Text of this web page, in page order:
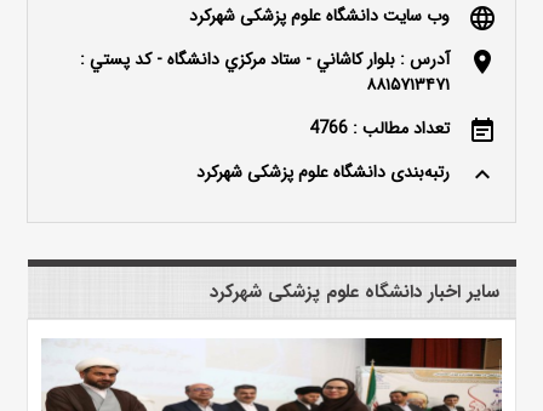
language وب سایت دانشگاه علوم پزشکی شهرکرد
location_on
آدرس : بلوار كاشاني - ستاد مركزي دانشگاه - كد پستي :
۸۸۱۵۷۱۳۴۷۱
event_note تعداد مطالب : 4766
keyboard_arrow_up رتبه‌بندی دانشگاه علوم پزشکی شهرکرد
سایر اخبار دانشگاه علوم پزشکی شهرکرد